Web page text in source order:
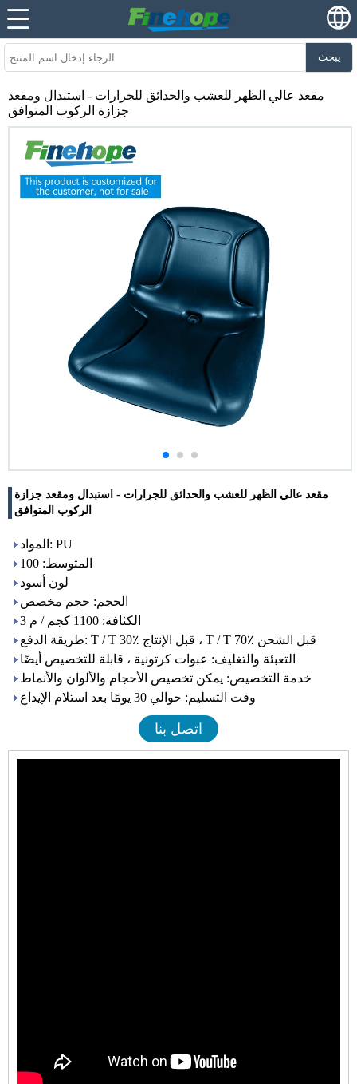
يبحث
مقعد عالي الظهر للعشب والحدائق للجرارات - استبدال ومقعد
جزازة الركوب المتوافق
مقعد عالي الظهر للعشب والحدائق للجرارات - استبدال ومقعد جزازة
الركوب المتوافق
المواد: PU
المتوسط: 100
لون أسود
الحجم: حجم مخصص
الكثافة: 1100 كجم / م 3
طريقة الدفع: T / T 30٪ قبل الإنتاج ، T / T 70٪ قبل الشحن
التعبئة والتغليف: عبوات كرتونية ، قابلة للتخصيص أيضًا
خدمة التخصيص: يمكن تخصيص الأحجام والألوان والأنماط
وقت التسليم: حوالي 30 يومًا بعد استلام الإيداع
اتصل بنا